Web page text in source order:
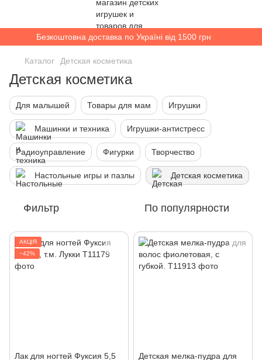
Безкоштовна доставка по Україні від 1500 грн
Каталог Детская косметика
Детская косметика
Для малышей Товары для мам Игрушки
Машинки и техника Игрушки-антистресс
Радиоуправление Фигурки Творчество
Настольные игры и пазлы Детская косметика
Фильтр По популярности
АКЦІЯ
−42%
Лак для ногтей Фуксия 5,5
Детская мелка-пудра для